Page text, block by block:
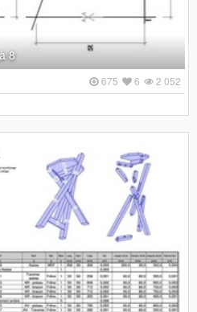
8
2 052
6
675